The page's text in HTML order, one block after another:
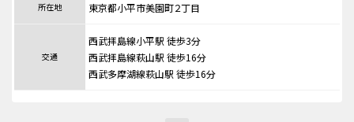
所在地 東京都小平市美園町２丁目
交通
西武拝島線小平駅 徒歩3分
西武拝島線萩山駅 徒歩16分
西武多摩湖線萩山駅 徒歩16分